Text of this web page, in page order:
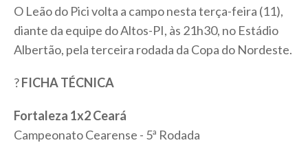
O Leão do Pici volta a campo nesta terça-feira (11),
diante da equipe do Altos-PI, às 21h30, no Estádio
Albertão, pela terceira rodada da Copa do Nordeste.
?FICHA TÉCNICA
Fortaleza 1x2 Ceará
Campeonato Cearense - 5ª Rodada